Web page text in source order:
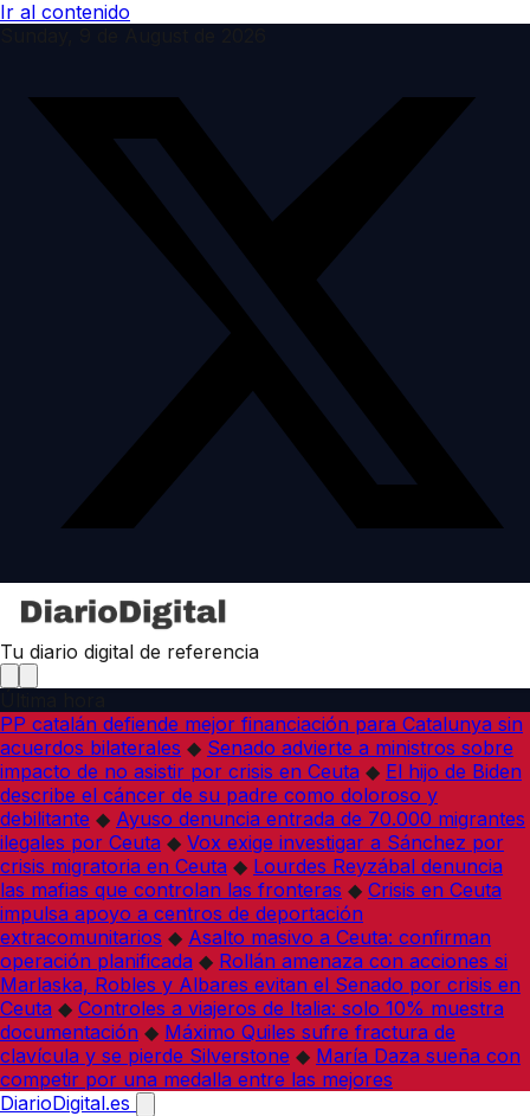
Ir al contenido
Tu diario digital de referencia
PP catalán defiende mejor financiación para Catalunya sin
acuerdos bilaterales ◆ Senado advierte a ministros sobre
impacto de no asistir por crisis en Ceuta ◆ El hijo de Biden
describe el cáncer de su padre como doloroso y
debilitante ◆ Ayuso denuncia entrada de 70.000 migrantes
ilegales por Ceuta ◆ Vox exige investigar a Sánchez por
crisis migratoria en Ceuta ◆ Lourdes Reyzábal denuncia
las mafias que controlan las fronteras ◆ Crisis en Ceuta
impulsa apoyo a centros de deportación
extracomunitarios ◆ Asalto masivo a Ceuta: confirman
operación planificada ◆ Rollán amenaza con acciones si
Marlaska, Robles y Albares evitan el Senado por crisis en
Ceuta ◆ Controles a viajeros de Italia: solo 10% muestra
documentación ◆ Máximo Quiles sufre fractura de
clavícula y se pierde Silverstone ◆ María Daza sueña con
competir por una medalla entre las mejores
DiarioDigital.es